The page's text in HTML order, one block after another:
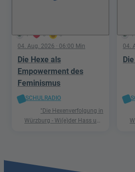
1 0 0
04. Aug. 2026 · 06:00 Min
Die Hexe als
Empowerment des
Feminismus
SCHULRADIO
"Die Hexenverfolgung in
Würzburg - Wi(e)der Hass und
1
04.